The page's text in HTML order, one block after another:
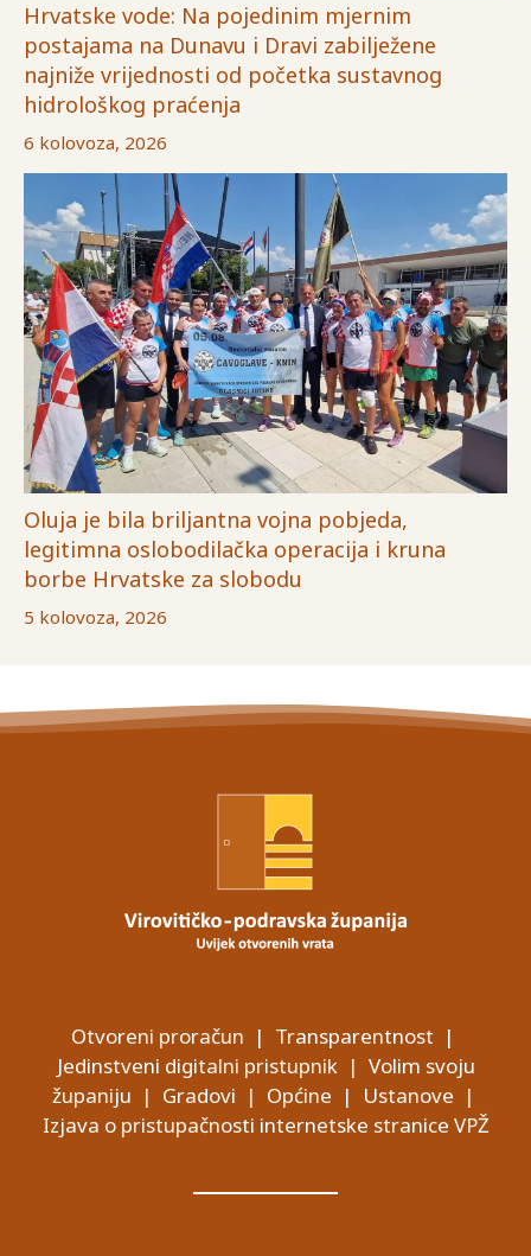
Hrvatske vode: Na pojedinim mjernim
postajama na Dunavu i Dravi zabilježene
najniže vrijednosti od početka sustavnog
hidrološkog praćenja
6 kolovoza, 2026
Oluja je bila briljantna vojna pobjeda,
legitimna oslobodilačka operacija i kruna
borbe Hrvatske za slobodu
5 kolovoza, 2026
Otvoreni proračun | Transparentnost |
Jedinstveni digitalni pristupnik | Volim svoju
županiju | Gradovi | Općine | Ustanove |
Izjava o pristupačnosti internetske stranice VPŽ